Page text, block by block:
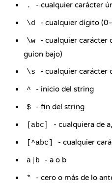
. - cualquier carácter
\d - cualquier dígito
\w
- cualquier carácter
guion bajo)
\s - cualquier carácter
^ - inicio del string
$ - fin del string
[abc] - cualquiera de
[^abc] - cualquier
a|b - a o b
* - cero o más de lo